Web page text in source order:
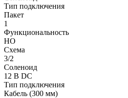
Тип подключения
Пакет
1
Функциональность
НО
Схема
3/2
Соленоид
12 В DC
Тип подключения
Кабель (300 мм)